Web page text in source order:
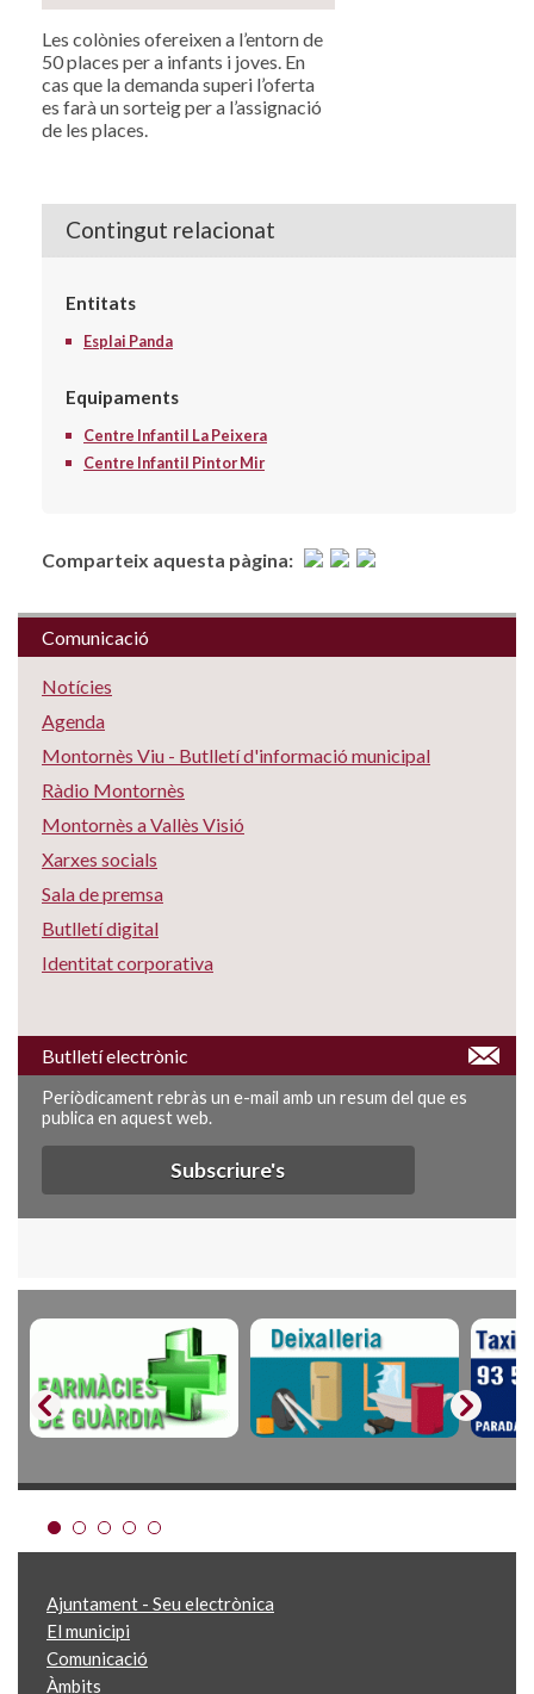
Les colònies ofereixen a l’entorn de
50 places per a infants i joves. En
cas que la demanda superi l’oferta
es farà un sorteig per a l’assignació
de les places.
Contingut relacionat
Entitats
Esplai Panda
Equipaments
Centre Infantil La Peixera
Centre Infantil Pintor Mir
Comparteix aquesta pàgina:
Comunicació
Notícies
Agenda
Montornès Viu - Butlletí d'informació municipal
Ràdio Montornès
Montornès a Vallès Visió
Xarxes socials
Sala de premsa
Butlletí digital
Identitat corporativa
Butlletí electrònic
Periòdicament rebràs un e-mail amb un resum del que es
publica en aquest web.
Subscriure's
Ajuntament - Seu electrònica
El municipi
Comunicació
Àmbits